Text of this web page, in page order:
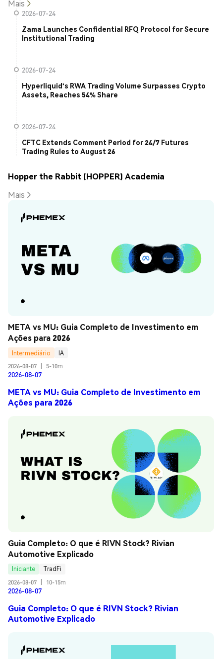
Mais
2026-07-24
Zama Launches Confidential RFQ Protocol for Secure
Institutional Trading
2026-07-24
Hyperliquid's RWA Trading Volume Surpasses Crypto
Assets, Reaches 54% Share
2026-07-24
CFTC Extends Comment Period for 24/7 Futures
Trading Rules to August 26
Hopper the Rabbit (HOPPER) Academia
Mais
META vs MU: Guia Completo de Investimento em
Ações para 2026
Intermediário
IA
2026-08-07
5-10m
2026-08-07
META vs MU: Guia Completo de Investimento em
Ações para 2026
Guia Completo: O que é RIVN Stock? Rivian
Automotive Explicado
Iniciante
TradFi
2026-08-07
10-15m
2026-08-07
Guia Completo: O que é RIVN Stock? Rivian
Automotive Explicado